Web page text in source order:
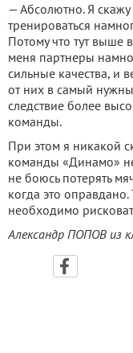
— Абсолютно. Я
тренироваться
Потому что тут выше
меня партнеры
сильные качества, и
от них в самый
следствие более
команды.
При этом я никакой
команды «Динамо»
не боюсь потерять
когда это
необходимо
Александр ПОПОВ из